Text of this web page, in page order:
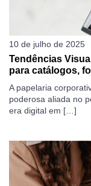
10 de julho de 2025
Tendências
para catálogos,
A papelaria
poderosa aliada no
era digital em […]